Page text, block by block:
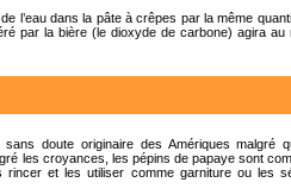
l’eau dans la pâte à crêpes par la même
par la bière (le dioxyde de carbone) agira
doute originaire des Amériques malgré
les croyances, les pépins de papaye sont
rincer et les utiliser comme garniture ou les